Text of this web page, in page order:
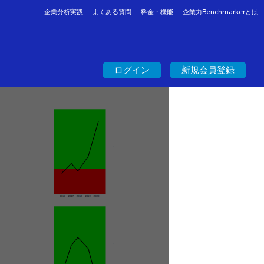
企業分析実践 よくある質問 料金・機能 企業力Benchmarkerとは
ログイン 新規会員登録